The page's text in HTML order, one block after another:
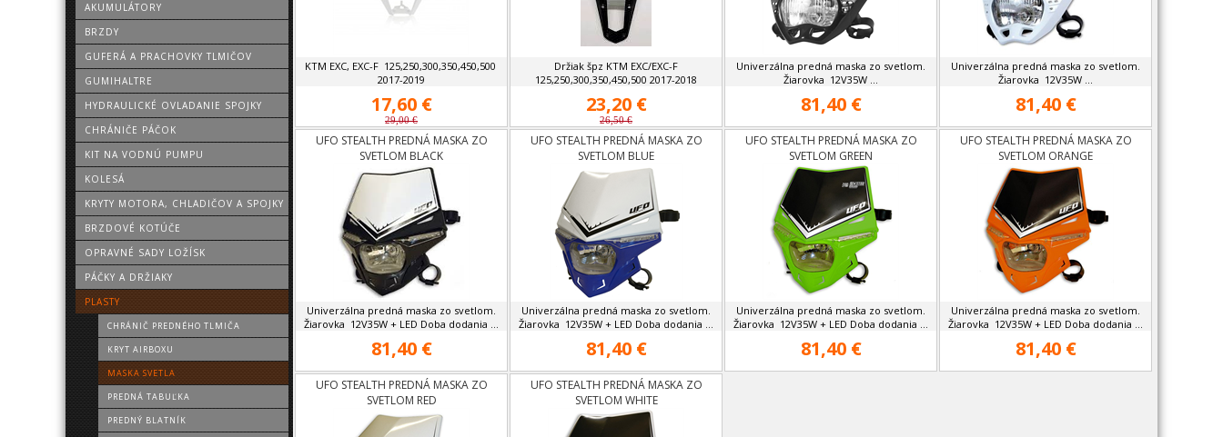
AKUMULÁTORY
BRZDY
GUFERÁ A PRACHOVKY TLMIČOV
GUMIHALTRE
HYDRAULICKÉ OVLADANIE SPOJKY
CHRÁNIČE PÁČOK
KIT NA VODNÚ PUMPU
KOLESÁ
KRYTY MOTORA, CHLADIČOV A SPOJKY
BRZDOVÉ KOTÚČE
OPRAVNÉ SADY LOŽÍSK
PÁČKY A DRŽIAKY
PLASTY
CHRÁNIČ PREDNÉHO TLMIČA
KRYT AIRBOXU
MASKA SVETLA
PREDNÁ TABUĽKA
PREDNÝ BLATNÍK
KTM EXC, EXC-F 125,250,300,350,450,500
2017-2019
17,60 €
29,00 €
Držiak špz KTM EXC/EXC-F
125,250,300,350,450,500 2017-2018
23,20 €
26,50 €
Univerzálna predná maska zo svetlom.
Žiarovka 12V35W ...
81,40 €
Univerzálna predná maska zo svetlom.
Žiarovka 12V35W ...
81,40 €
UFO STEALTH PREDNÁ MASKA ZO
SVETLOM BLACK
Univerzálna predná maska zo svetlom.
Žiarovka 12V35W + LED Doba dodania ...
81,40 €
UFO STEALTH PREDNÁ MASKA ZO
SVETLOM BLUE
Univerzálna predná maska zo svetlom.
Žiarovka 12V35W + LED Doba dodania ...
81,40 €
UFO STEALTH PREDNÁ MASKA ZO
SVETLOM GREEN
Univerzálna predná maska zo svetlom.
Žiarovka 12V35W + LED Doba dodania ...
81,40 €
UFO STEALTH PREDNÁ MASKA ZO
SVETLOM ORANGE
Univerzálna predná maska zo svetlom.
Žiarovka 12V35W + LED Doba dodania ...
81,40 €
UFO STEALTH PREDNÁ MASKA ZO
SVETLOM RED
UFO STEALTH PREDNÁ MASKA ZO
SVETLOM WHITE